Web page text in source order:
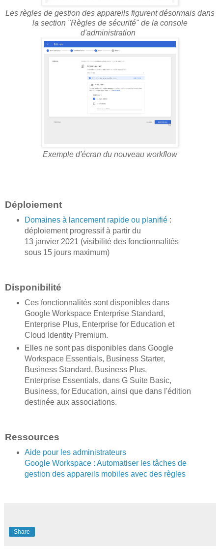
Les règles de gestion des appareils figurent désormais dans
la section "Règles de sécurité" de la console
d'administration
Exemple d'écran du nouveau workflow
Déploiement
Domaines à lancement rapide ou planifié:
déploiement progressif à partir du
13 janvier 2021 (visibilité des fonctionnalités
sous 15 jours maximum)
Disponibilité
Ces fonctionnalités sont disponibles dans
Google Workspace Enterprise Standard,
Enterprise Plus, Enterprise for Education et
Cloud Identity Premium.
Elles ne sont pas disponibles dans Google
Workspace Essentials, Business Starter,
Business Standard, Business Plus,
Enterprise Essentials, dans G Suite Basic,
Business, for Education, ainsi que dans l'édition
destinée aux associations.
Ressources
Aide pour les administrateurs
Google Workspace : Automatiser les tâches de
gestion des appareils mobiles avec des règles
Share